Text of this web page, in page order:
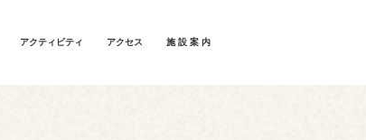
アクティビティ アクセス 施設案内